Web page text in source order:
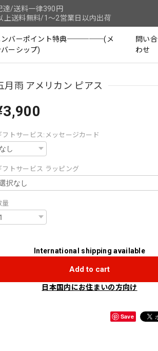
達/送料一律390円
上送料無料/1～2営業日以内出荷
ンバーポイント特典─────(メ
バーシップ)
問い合
わせ
月雨 アメリカン ピアス
フトサービス:メッセージカード
フトサービス ラッピング
量
International shipping available
Add to cart
日本国内にお住まいの方向け
Save